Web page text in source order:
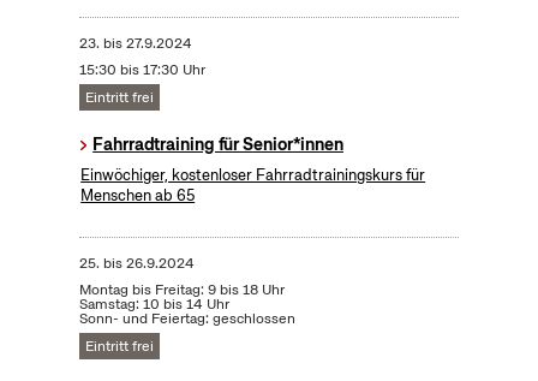
23. bis27.9.2024
15:30 bis 17:30 Uhr
Eintritt frei
Fahrradtraining für Senior*innen
Einwöchiger, kostenloser Fahrradtrainingskurs für
Menschen ab 65
25. bis26.9.2024
Montag bis Freitag: 9 bis 18 Uhr
Samstag: 10 bis 14 Uhr
Sonn- und Feiertag: geschlossen
Eintritt frei